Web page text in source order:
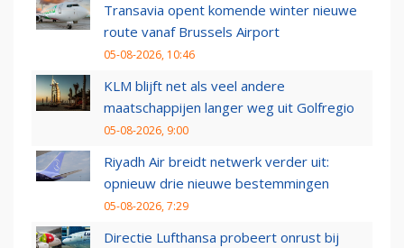
Transavia opent komende winter nieuwe
route vanaf Brussels Airport
05-08-2026, 10:46
KLM blijft net als veel andere
maatschappijen langer weg uit Golfregio
05-08-2026, 9:00
Riyadh Air breidt netwerk verder uit:
opnieuw drie nieuwe bestemmingen
05-08-2026, 7:29
Directie Lufthansa probeert onrust bij